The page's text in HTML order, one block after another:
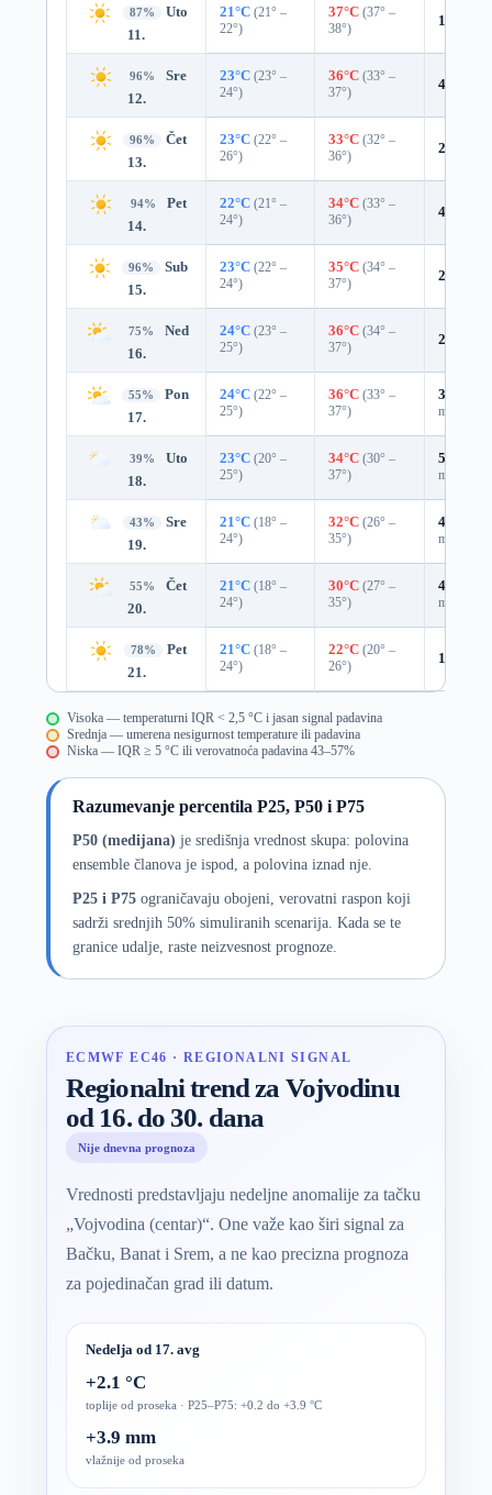
87%
Uto
11.
21°C (21° –
22°)
37°C (37° –
38°)
10%
96%
Sre
12.
23°C (23° –
24°)
36°C (33° –
37°)
4%
96%
Čet
13.
23°C (22° –
26°)
33°C (32° –
36°)
2%
94%
Pet
14.
22°C (21° –
24°)
34°C (33° –
36°)
4%
96%
Sub
15.
23°C (22° –
24°)
35°C (34° –
37°)
2%
75%
Ned
16.
24°C (23° –
25°)
36°C (34° –
37°)
22%
55%
Pon
17.
24°C (22° –
25°)
36°C (33° –
37°)
33%
mm)
39%
Uto
18.
23°C (20° –
25°)
34°C (30° –
37°)
53%
mm)
43%
Sre
19.
21°C (18° –
24°)
32°C (26° –
35°)
49%
mm)
55%
Čet
20.
21°C (18° –
24°)
30°C (27° –
35°)
41%
mm)
78%
Pet
21.
21°C (18° –
24°)
22°C (20° –
26°)
10%
Visoka — temperaturni IQR < 2,5 °C i jasan signal padavina
Srednja — umerena nesigurnost temperature ili padavina
Niska — IQR ≥ 5 °C ili verovatnoća padavina 43–57%
Razumevanje percentila P25, P50 i P75
P50 (medijana) je središnja vrednost skupa: polovina
ensemble članova je ispod, a polovina iznad nje.
P25 i P75ograničavaju obojeni, verovatni raspon koji
sadrži srednjih 50% simuliranih scenarija. Kada se te
granice udalje, raste neizvesnost prognoze.
ECMWF EC46 · REGIONALNI SIGNAL
Regionalni trend za Vojvodinu
od 16. do 30. dana
Nije dnevna prognoza
Vrednosti predstavljaju nedeljne anomalije za tačku
„Vojvodina (centar)“. One važe kao širi signal za
Bačku, Banat i Srem, a ne kao precizna prognoza
za pojedinačan grad ili datum.
Nedelja od 17. avg
+2.1 °C
toplije od proseka · P25–P75: +0.2 do +3.9 °C
+3.9 mm
vlažnije od proseka